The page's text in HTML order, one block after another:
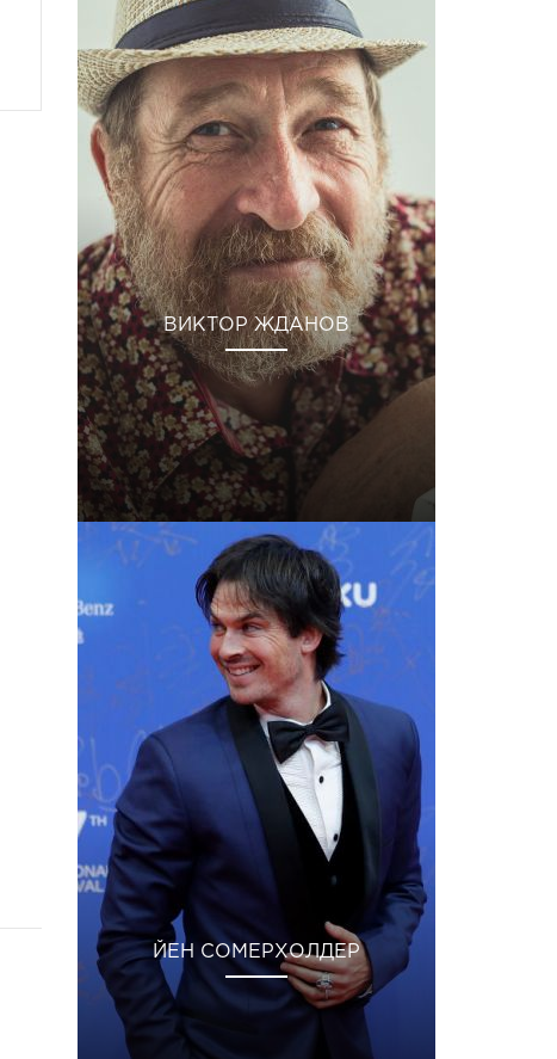
ВИКТОР ЖДАНОВ
ЙЕН СОМЕРХОЛДЕР